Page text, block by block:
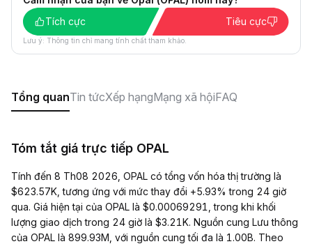
Tích cực
Tiêu cực
Lưu ý: Thông tin chỉ mang tính chất tham khảo.
Tổng quanTin tứcXếp hạngMạng xã hộiFAQ
Tóm tắt giá trực tiếp OPAL
Tính đến 8 Th08 2026, OPAL có tổng vốn hóa thị trường là
$623.57K, tương ứng với mức thay đổi +5.93% trong 24 giờ
qua. Giá hiện tại của OPAL là $0.00069291, trong khi khối
lượng giao dịch trong 24 giờ là $3.21K. Nguồn cung Lưu thông
của OPAL là 899.93M, với nguồn cung tối đa là 1.00B. Theo